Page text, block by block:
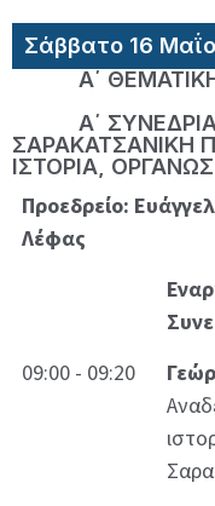
Σάββατο 16
Α΄
Α΄
ΣΑΡΑΚΑΤΣΑΝΙΚΗ
ΙΣΤΟΡΙΑ,
Προεδρείο:
Λέφας
09:00 - 09:20